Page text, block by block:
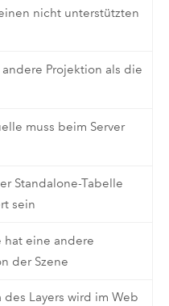
nicht unterstützten
Projektion als die
muss beim Server
Standalone-Tabelle
sein
hat eine andere
der Szene
Layers wird im Web